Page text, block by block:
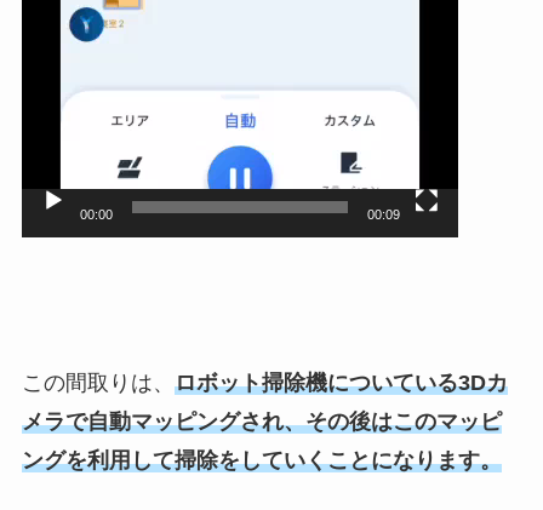
00:00 00:09
この間取りは、 ロボット掃除機についている3Dカ
メラで自動マッピングされ、その後はこのマッピ
ングを利用して掃除をしていくことになります。